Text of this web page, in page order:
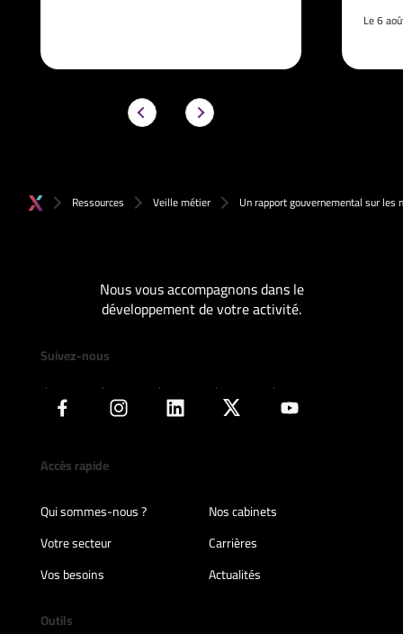
Le 6
Ressources Veille métier Un rapport gouvernemental sur les
Nous vous accompagnons dans le
développement de votre activité.
Suivez-nous
Accès rapide
Qui sommes-nous ?
Nos cabinets
Votre secteur
Carrières
Vos besoins
Actualités
Outils